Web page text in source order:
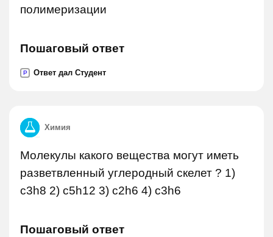
полимеризации
Пошаговый ответ
P Ответ дал Студент
Химия
Молекулы какого вещества могут иметь
разветвленный углеродный скелет ? 1)
c3h8 2) c5h12 3) c2h6 4) c3h6
Пошаговый ответ